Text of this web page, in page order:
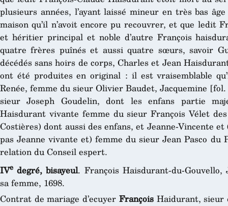
plusieurs années, l’ayant laissé mineur en très bas
maison qu’il n’avoit encore pu recouvrer, et que ledit
et héritier principal et noble d’autre François
quatre frères puînés et aussi quatre sœurs, savoir
décédés sans hoirs de corps, Charles et Jean
ont été produites en original : il est vraisemblable
Renée, femme du sieur Olivier Baudet, Jacquemine
sieur Joseph Goudelin, dont les enfans partie
Haisdurant vivante femme du sieur François Vélet
Costières) dont aussi des enfans, et Jeanne-Vincente
pas Jeanne vivante et) femme du sieur Jean Pasco du
relation du Conseil espert.
IVe degré, bisayeul. François Haisdurant-du-
sa femme, 1698.
Contrat de mariage d’ecuyer FrançoisHaidurant, sieur